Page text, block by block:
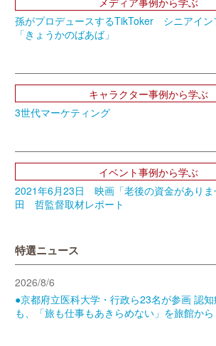
孫がプロデュースするTikToker シニアイン
「きょうかのばあば」
キャラクター事例から学ぶ
3世代マーケティング
イベント事例から学ぶ
2021年6月23日 映画「老後の資金がありま
田 哲監督取材レポート
特選ニュース
2026/8/6
●京都府立医科大学・行政ら23名が参画 認
も、「旅も仕事もあきらめない」を旅館から